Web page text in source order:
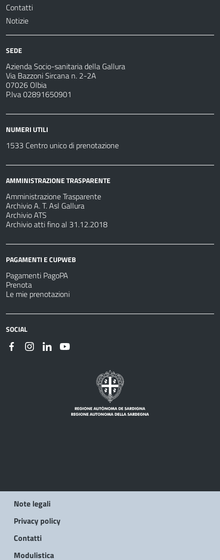
Contatti
Notizie
SEDE
Azienda Socio-sanitaria della Gallura
Via Bazzoni Sircana n. 2-2A
07026 Olbia
P.Iva 02891650901
NUMERI UTILI
1533 Centro unico di prenotazione
AMMINISTRAZIONE TRASPARENTE
Amministrazione Trasparente
Archivio A. T. Asl Gallura
Archivio ATS
Archivio atti fino al 31.12.2018
PAGAMENTI E CUPWEB
Pagamenti PagoPA
Prenota
Le mie prenotazioni
SOCIAL
Note legali
Privacy policy
Contatti
Modulistica